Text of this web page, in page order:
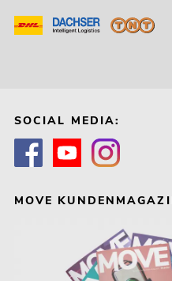
SOCIAL MEDIA:
MOVE